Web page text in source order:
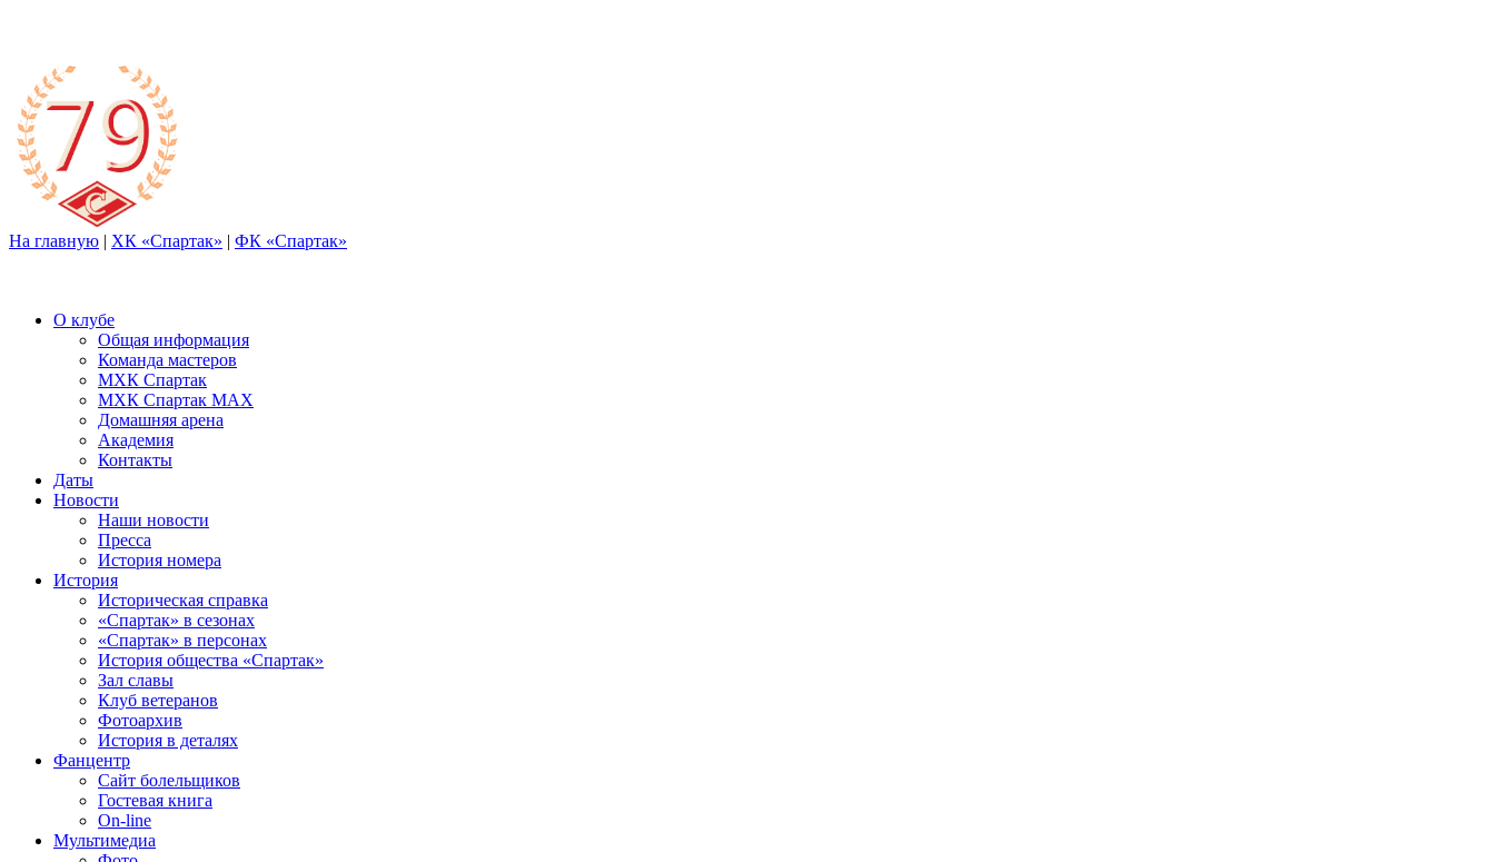
На главную | ХК «Спартак» | ФК «Спартак»
О клубе
Общая информация
Команда мастеров
МХК Спартак
МХК Спартак МАХ
Домашняя арена
Академия
Контакты
Даты
Новости
Наши новости
Пресса
История номера
История
Историческая справка
«Спартак» в сезонах
«Спартак» в персонах
История общества «Спартак»
Зал славы
Клуб ветеранов
Фотоархив
История в деталях
Фанцентр
Сайт болельщиков
Гостевая книга
On-line
Мультимедиа